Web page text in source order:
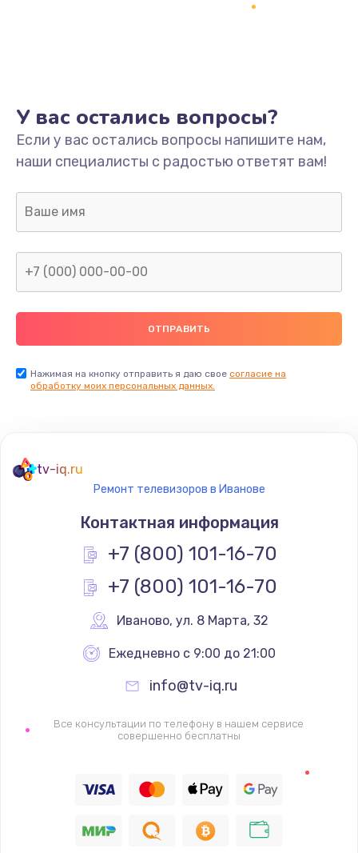
Не включается
1400 руб.
Заказать
Нет звука
800 руб.
Не видит флешку
400 руб.
Заказать
900 руб.
Заказать
900 руб.
Заказать
Не работает
1400 руб.
Восстановление цепи питания, пайка
Заказать
У вас остались вопросы?
Если у вас остались вопросы напишите нам,
наши специалисты с радостью ответят вам!
Нажимая на кнопку отправить я даю свое согласие на
обработку моих персональных данных.
tv-iq.ru
Ремонт телевизоров в Иванове
Контактная информация
+7 (800) 101-16-70
+7 (800) 101-16-70
Иваново, ул. 8 Марта, 32
Ежедневно с 9:00 до 21:00
info@tv-iq.ru
Все консультации по телефону в нашем сервисе
совершенно бесплатны